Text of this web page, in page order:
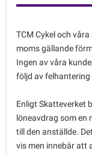
TCM Cykel och
moms gällande
Ingen av våra
följd av
Enligt Skatteverket
löneavdrag som en
till den anställde.
vis men innebär att